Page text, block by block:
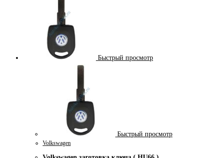
Быстрый просмотр
Быстрый просмотр
Volkswagen